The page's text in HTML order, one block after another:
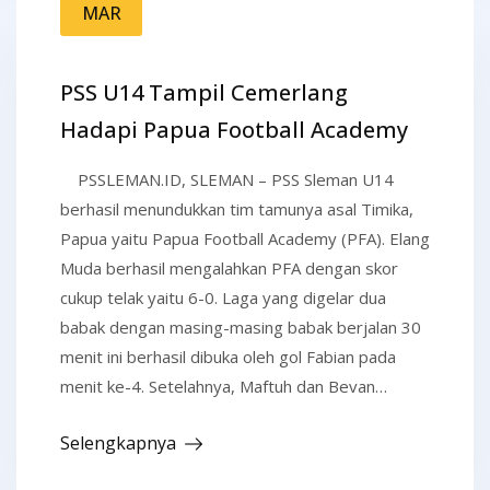
MAR
PSS U14 Tampil Cemerlang
Hadapi Papua Football Academy
PSSLEMAN.ID, SLEMAN – PSS Sleman U14
berhasil menundukkan tim tamunya asal Timika,
Papua yaitu Papua Football Academy (PFA). Elang
Muda berhasil mengalahkan PFA dengan skor
cukup telak yaitu 6-0. Laga yang digelar dua
babak dengan masing-masing babak berjalan 30
menit ini berhasil dibuka oleh gol Fabian pada
menit ke-4. Setelahnya, Maftuh dan Bevan…
Selengkapnya